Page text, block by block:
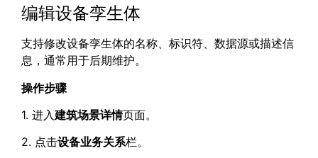
编辑设备孪生体
支持修改设备孪生体的名称、标识符、数据源或描述信
息，通常用于后期维护。
操作步骤
1. 进入建筑场景详情页面。
2. 点击设备业务关系栏。